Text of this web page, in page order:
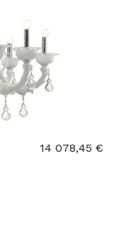
14 078,45 €